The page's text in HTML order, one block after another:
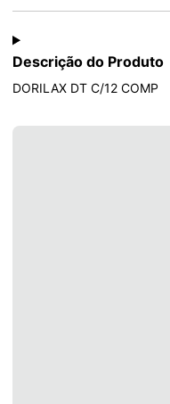
Descrição do Produto
DORILAX DT C/12 COMP